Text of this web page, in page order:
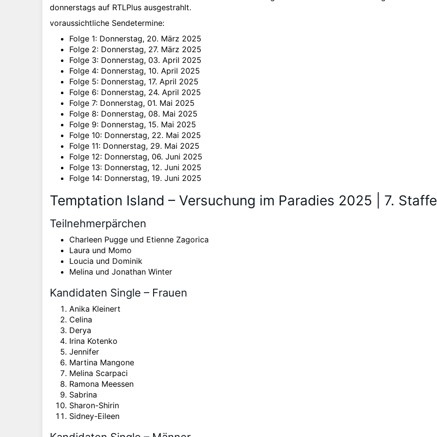
donnerstags auf RTLPlus ausgestrahlt.
voraussichtliche Sendetermine:
Folge 1: Donnerstag, 20. März 2025
Folge 2: Donnerstag, 27. März 2025
Folge 3: Donnerstag, 03. April 2025
Folge 4: Donnerstag, 10. April 2025
Folge 5: Donnerstag, 17. April 2025
Folge 6: Donnerstag, 24. April 2025
Folge 7: Donnerstag, 01. Mai 2025
Folge 8: Donnerstag, 08. Mai 2025
Folge 9: Donnerstag, 15. Mai 2025
Folge 10: Donnerstag, 22. Mai 2025
Folge 11: Donnerstag, 29. Mai 2025
Folge 12: Donnerstag, 06. Juni 2025
Folge 13: Donnerstag, 12. Juni 2025
Folge 14: Donnerstag, 19. Juni 2025
Temptation Island – Versuchung im Paradies 2025 | 7.
Teilnehmerpärchen
Charleen Pugge und Etienne Zagorica
Laura und Momo
Loucia und Dominik
Melina und Jonathan Winter
Kandidaten Single – Frauen
Anika Kleinert
Celina
Derya
Irina Kotenko
Jennifer
Martina Mangone
Melina Scarpaci
Ramona Meessen
Sabrina
Sharon-Shirin
Sidney-Eileen